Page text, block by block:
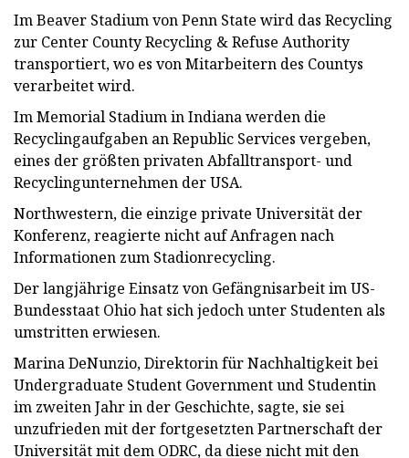
Im Beaver Stadium von Penn State wird das Recycling
zur Center County Recycling & Refuse Authority
transportiert, wo es von Mitarbeitern des Countys
verarbeitet wird.
Im Memorial Stadium in Indiana werden die
Recyclingaufgaben an Republic Services vergeben,
eines der größten privaten Abfalltransport- und
Recyclingunternehmen der USA.
Northwestern, die einzige private Universität der
Konferenz, reagierte nicht auf Anfragen nach
Informationen zum Stadionrecycling.
Der langjährige Einsatz von Gefängnisarbeit im US-
Bundesstaat Ohio hat sich jedoch unter Studenten als
umstritten erwiesen.
Marina DeNunzio, Direktorin für Nachhaltigkeit bei
Undergraduate Student Government und Studentin
im zweiten Jahr in der Geschichte, sagte, sie sei
unzufrieden mit der fortgesetzten Partnerschaft der
Universität mit dem ODRC, da diese nicht mit den